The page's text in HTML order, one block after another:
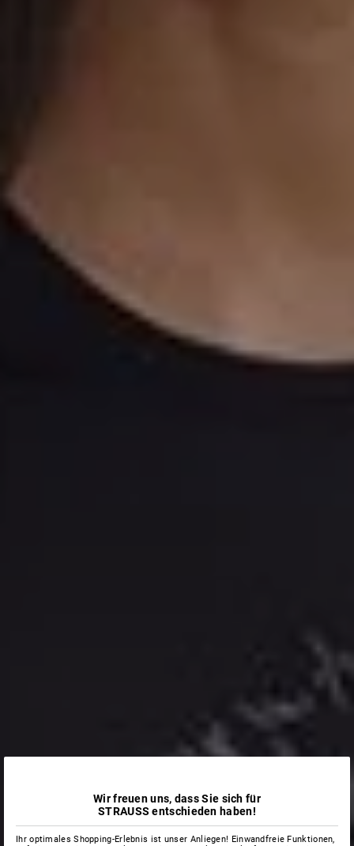
Wir freuen uns, dass Sie sich für
STRAUSS entschieden haben!
Ihr optimales Shopping-Erlebnis ist unser Anliegen! Einwandfreie Funktionen,